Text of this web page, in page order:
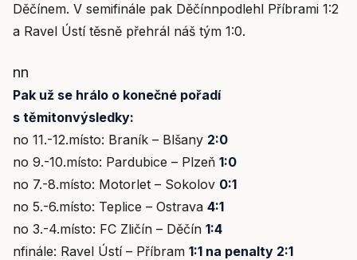
Děčínem. V semifinále pak Děčínnpodlehl Příbrami 1:2
a Ravel Ústí těsně přehrál náš tým 1:0.
nn
Pak už se hrálo o konečné pořadí
s těmitonvýsledky:
no 11.-12.místo: Braník – Blšany 2:0
no 9.-10.místo: Pardubice – Plzeň 1:0
no 7.-8.místo: Motorlet – Sokolov 0:1
no 5.-6.místo: Teplice – Ostrava 4:1
no 3.-4.místo: FC Zličín – Děčín 1:4
nfinále: Ravel Ústí – Příbram 1:1 na penalty 2:1